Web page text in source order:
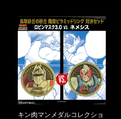
売品)付
キン肉マンメダルコレクショ